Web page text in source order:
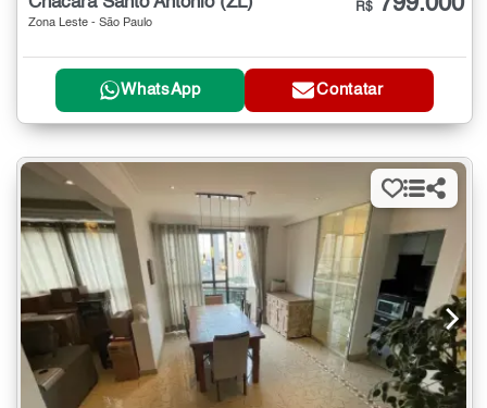
Zona Leste - São Paulo
R$
WhatsApp Contatar